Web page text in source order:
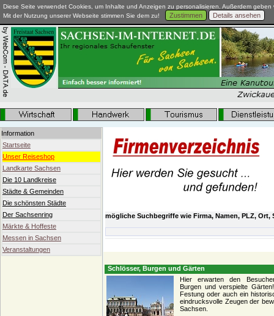
Diese Seite verwendet Cookies, um Inhalte und Anzeigen zu personalisieren. Außerdem
Mit der Nutzung unserer Webseite stimmen Sie dem zu!
Zustimmen Details ansehen
Information
Startseite
Unser Reiseshop
Landkarte Sachsen
Die 10 Landkreise
Städte & Gemeinden
Die schönsten Städte
Der Sachsenring
Märkte & Hoffeste
Messen in Sachsen
Veranstaltungen
mögliche Suchbegriffe wie Firma, Namen, PLZ, Ort,
Schlösser, Burgen und Gärten
Hier erwarten den
Burgen und verspielte
Festung oder auch ein
eindrucksvolle Zeugen der
Sachsen.